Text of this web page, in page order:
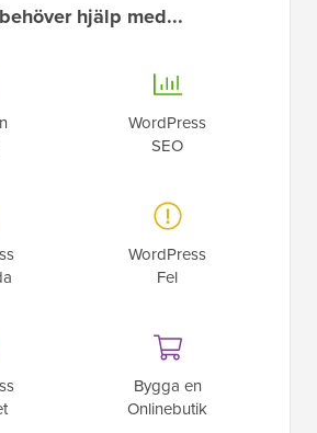
hjälp med...
WordPress
SEO
WordPress
Fel
Bygga en
Onlinebutik